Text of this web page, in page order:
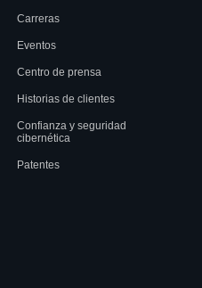
Carreras
Eventos
Centro de prensa
Historias de clientes
Confianza y seguridad
cibernética
Patentes